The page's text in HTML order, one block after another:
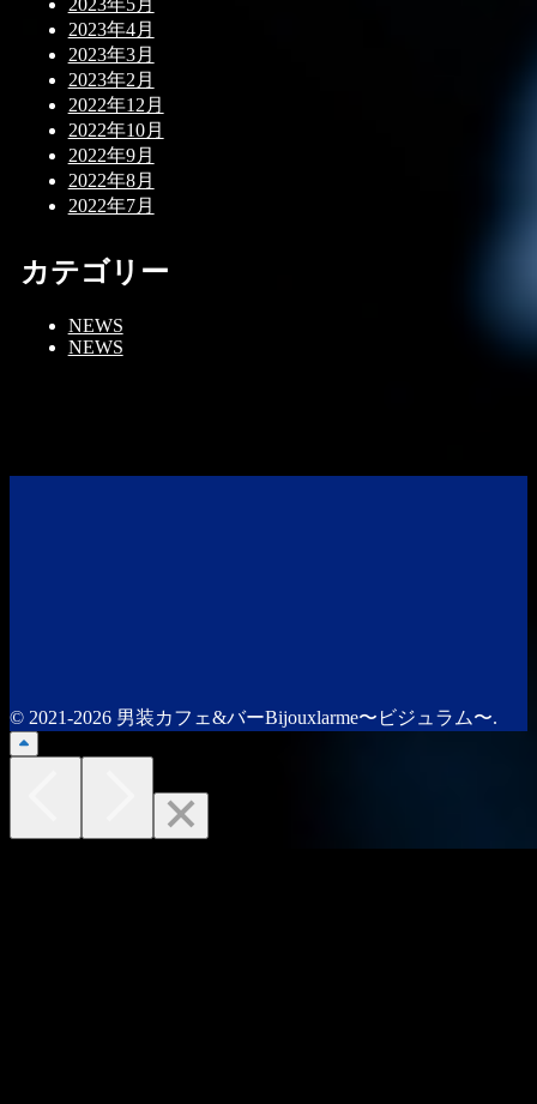
2023年4月
2023年3月
2023年2月
2022年12月
2022年10月
2022年9月
2022年8月
2022年7月
カテゴリー
NEWS
NEWS
© 2021-2026 男装カフェ&バーBijouxlarme〜ビジュラム〜.